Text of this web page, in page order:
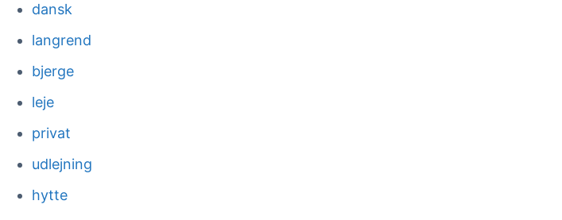
dansk
langrend
bjerge
leje
privat
udlejning
hytte